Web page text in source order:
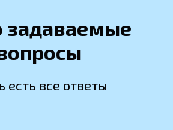
задаваемые
есть все ответы